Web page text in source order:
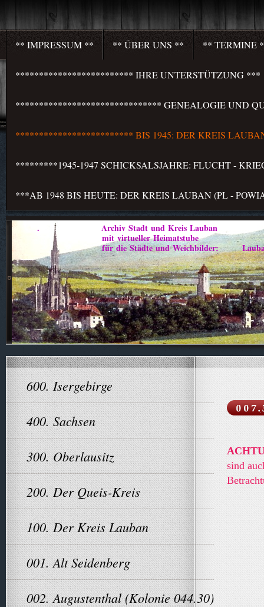
** IMPRESSUM ** ** ÜBER UNS ** ** TERMINE
************************* IHRE UNTERSTÜTZUNG ***
******************************* GENEALOGIE UND
************************* BIS 1945: DER KREIS
*********1945-1947 SCHICKSALSJAHRE: FLUCHT -
***AB 1948 BIS HEUTE: DER KREIS LAUBAN (PL -
. Archiv Stadt und Kreis Lauban
mit virtueller Heimatstube
für die Städte und Weichbilder: Lauban -
600. Isergebirge
400. Sachsen
300. Oberlausitz
200. Der Queis-Kreis
100. Der Kreis Lauban
001. Alt Seidenberg
002. Augustenthal (Kolonie 044.30)
sind